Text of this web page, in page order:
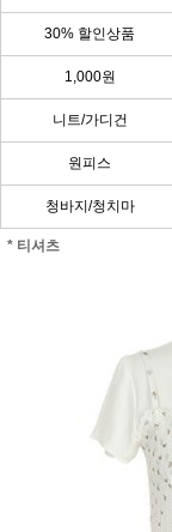
30% 할인상품
1,000원
니트/가디건
원피스
청바지/청치마
* 티셔츠